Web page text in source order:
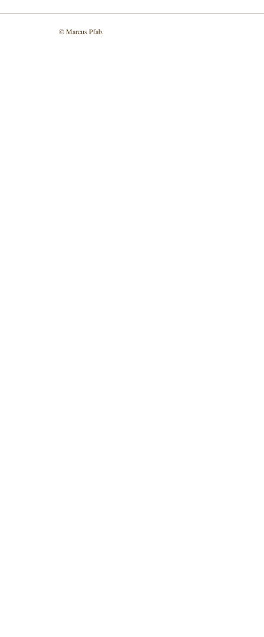
© Marcus Pfab.